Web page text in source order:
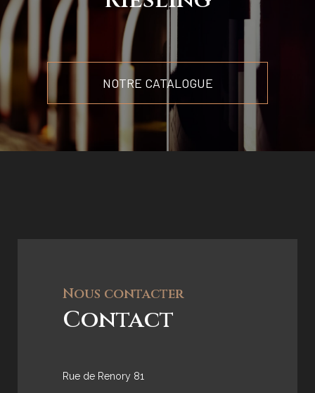
NOTRE CATALOGUE
Nous contacter
Contact
Rue de Renory 81